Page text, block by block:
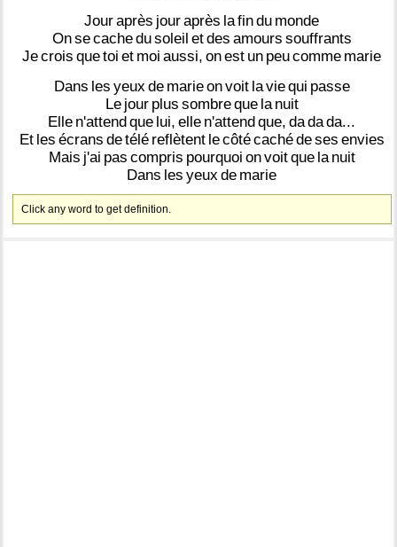
Jouraprès jouraprès lafindu monde
Onsecachedusoleil etdes amours souffrants
Jecrois quetoi et moi aussi, onest un peucomme marie
Dans les yeux de marieonvoit laviequi passe
Le jour plus sombreque la nuit
Elle n'attendque lui, elle n'attendque, dadada...
Et les écrans detélé reflètent lecôtécachédeses envies
Mais j'ai pas compris pourquoi onvoitque la nuit
Dans les yeux de marie
Click any word to get definition.